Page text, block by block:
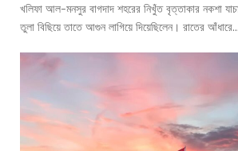
দ
:
লা
হ
র
খলিফা আল-মনসুর বাগদাদ শহরের নিখুঁত বৃত্তাকার নকশা
তুলা বিছিয়ে তাতে আগুন লাগিয়ে দিয়েছিলেন। রাতের আঁধারে...